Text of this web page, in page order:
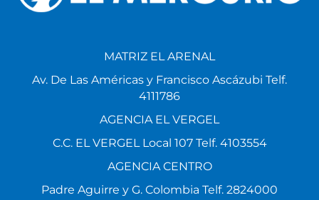
MATRIZ EL ARENAL
Av. De Las Américas y Francisco Ascázubi Telf.
4111786
AGENCIA EL VERGEL
C.C. EL VERGEL Local 107 Telf. 4103554
AGENCIA CENTRO
Padre Aguirre y G. Colombia Telf. 2824000